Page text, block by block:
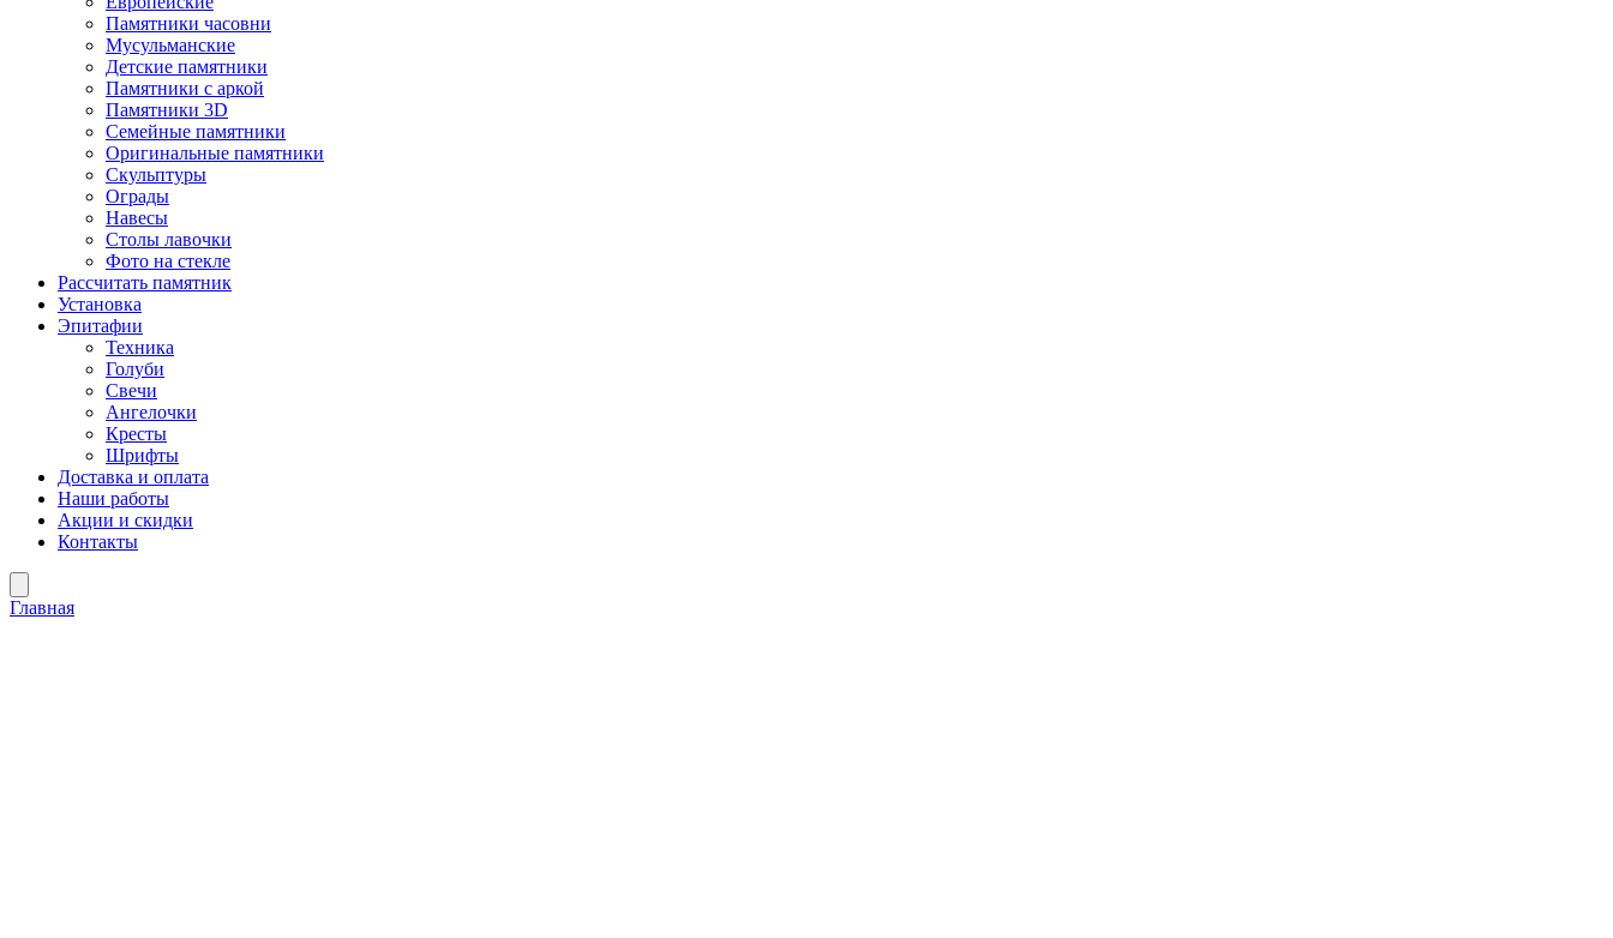
Памятники часовни
Мусульманские
Детские памятники
Памятники с аркой
Памятники 3D
Семейные памятники
Оригинальные памятники
Скульптуры
Ограды
Навесы
Столы лавочки
Фото на стекле
Рассчитать памятник
Установка
Эпитафии
Техника
Голуби
Свечи
Ангелочки
Кресты
Шрифты
Доставка и оплата
Наши работы
Акции и скидки
Контакты
Главная